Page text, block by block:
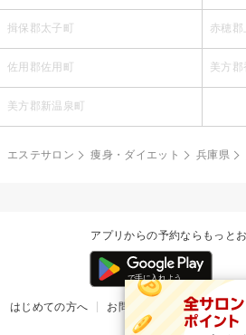
揖保郡太子町 赤穂郡
佐用郡佐用町 美方郡
美方郡新温泉町
エステサロン 痩身・ダイエット 兵庫県
アプリからの予約ならもっと
はじめての方へ お問い合わせ ヘルプ
掲載ご希望のサロン様